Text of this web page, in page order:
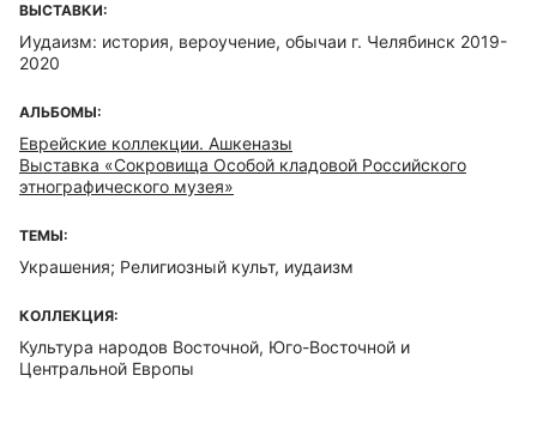
ВЫСТАВКИ:
Иудаизм: история, вероучение, обычаи г. Челябинск 2019-
2020
АЛЬБОМЫ:
Еврейские коллекции. Ашкеназы
Выставка «Сокровища Особой кладовой Российского
этнографического музея»
ТЕМЫ:
Украшения; Религиозный культ, иудаизм
КОЛЛЕКЦИЯ:
Культура народов Восточной, Юго-Восточной и
Центральной Европы